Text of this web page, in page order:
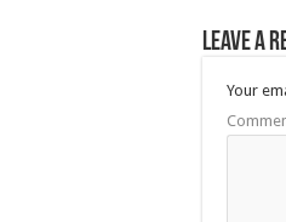
Leave a
Your